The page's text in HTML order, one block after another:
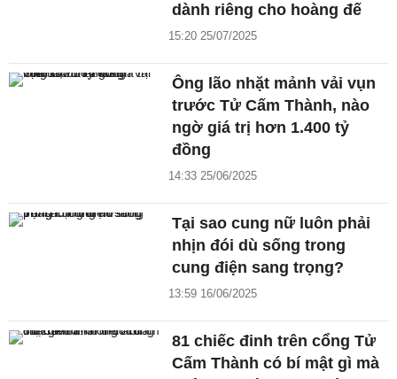
dành riêng cho hoàng đế
15:20 25/07/2025
Ông lão nhặt mảnh vải vụn
trước Tử Cấm Thành, nào
ngờ giá trị hơn 1.400 tỷ
đồng
14:33 25/06/2025
Tại sao cung nữ luôn phải
nhịn đói dù sống trong
cung điện sang trọng?
13:59 16/06/2025
81 chiếc đinh trên cổng Tử
Cấm Thành có bí mật gì mà